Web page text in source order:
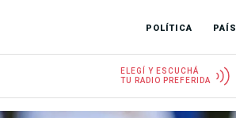
POLÍTICA PAÍS
ELEGÍ Y ESCUCHÁ
TU RADIO PREFERIDA